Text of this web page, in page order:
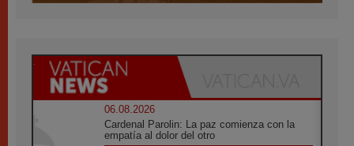
06.08.2026
Cardenal Parolin: La paz comienza con la
empatía al dolor del otro